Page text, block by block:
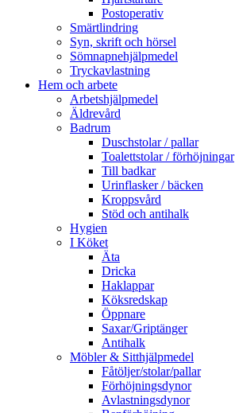
Postoperativ
Smärtlindring
Syn, skrift och hörsel
Sömnapnehjälpmedel
Tryckavlastning
Hem och arbete
Arbetshjälpmedel
Äldrevård
Badrum
Duschstolar / pallar
Toalettstolar / förhöjningar
Till badkar
Urinflasker / bäcken
Kroppsvård
Stöd och antihalk
Hygien
I Köket
Äta
Dricka
Haklappar
Köksredskap
Öppnare
Saxar/Griptänger
Antihalk
Möbler & Sitthjälpmedel
Fåtöljer/stolar/pallar
Förhöjningsdynor
Avlastningsdynor